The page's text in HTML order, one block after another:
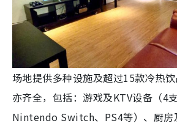
场地提供多种设施及超过15款冷热
亦齐全，包括：游戏及KTV设备（4
Nintendo Switch、PS4等）、厨房